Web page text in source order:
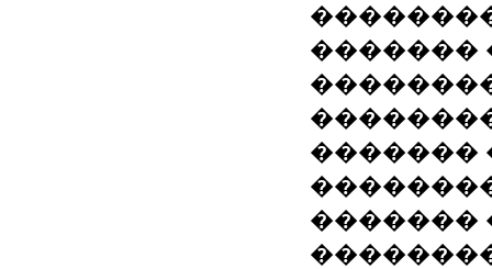
�������
�������
�������